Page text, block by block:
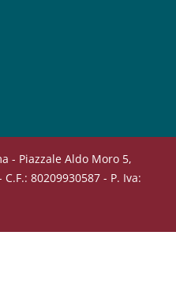
- Piazzale Aldo Moro 5,
80209930587 - P. Iva: